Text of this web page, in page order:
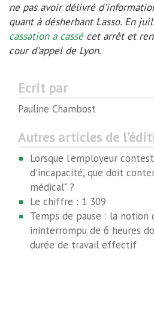
ne pas avoir délivré
quant à désherbant Lasso. En
cassation a cassé cet arrêt et
cour d'appel de Lyon.
Ecrit par
Pauline Chambost
Autres articles de
Lorsque l'employeur
d'incapacité, que doit
médical" ?
Le chiffre : 1 309
Temps de pause : la notion
ininterrompu de 6 heures
durée de travail effectif